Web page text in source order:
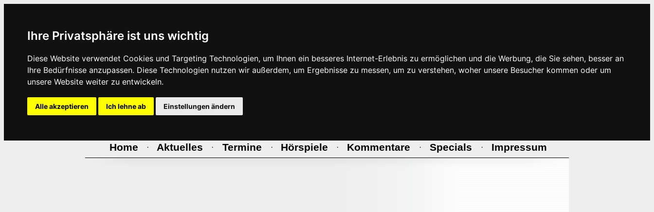
Ihre Privatsphäre ist uns wichtig
Diese Website verwendet Cookies und Targeting Technologien, um Ihnen ein besseres Internet-Erlebnis zu ermöglichen und die Werbung, die Sie sehen, besser an
Ihre Bedürfnisse anzupassen. Diese Technologien nutzen wir außerdem, um Ergebnisse zu messen, um zu verstehen, woher unsere Besucher kommen oder um
unsere Website weiter zu entwickeln.
Alle akzeptieren Ich lehne ab Einstellungen ändern
Home · Aktuelles · Termine · Hörspiele · Kommentare · Specials · Impressum